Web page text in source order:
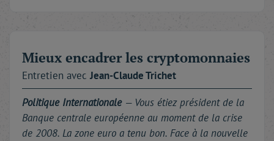
Mieux encadrer les cryptomonnaies
Entretien avecJean-ClaudeTrichet
Politique Internationale— Vous étiez président de la
Banque centrale européenne au moment de la crise
de 2008. La zone euro a tenu bon. Face à la nouvelle